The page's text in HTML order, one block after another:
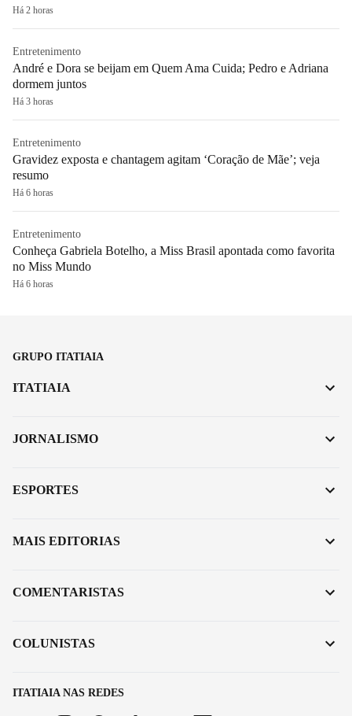
Há 2 horas
Entretenimento
André e Dora se beijam em Quem Ama Cuida; Pedro e Adriana
dormem juntos
Há 3 horas
Entretenimento
Gravidez exposta e chantagem agitam ‘Coração de Mãe’; veja
resumo
Há 6 horas
Entretenimento
Conheça Gabriela Botelho, a Miss Brasil apontada como favorita
no Miss Mundo
Há 6 horas
GRUPO ITATIAIA
ITATIAIA NAS REDES
ITATIAIA
JORNALISMO
ESPORTES
MAIS EDITORIAS
COMENTARISTAS
COLUNISTAS